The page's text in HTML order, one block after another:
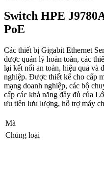
Switch HPE
PoE
Các thiết bị Gigabit Ethernet
được quản lý hoàn toàn, các
lại kết nối an toàn, hiệu quả và
nghiệp. Được thiết kế cho cấp
mạng doanh nghiệp, các bộ
cấp các khả năng đầy đủ của
ưu tiên lưu lượng, hỗ trợ máy
Mã
Chủng loại